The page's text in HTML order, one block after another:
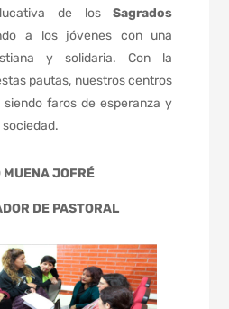
de los
Sagrados
a los jóvenes con una
y solidaria. Con la
pautas, nuestros centros
faros de esperanza y
MUENA JOFRÉ
DE PASTORAL